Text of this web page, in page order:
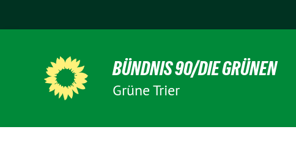
BÜNDNIS 90/DIE GRÜNEN
Grüne Trier